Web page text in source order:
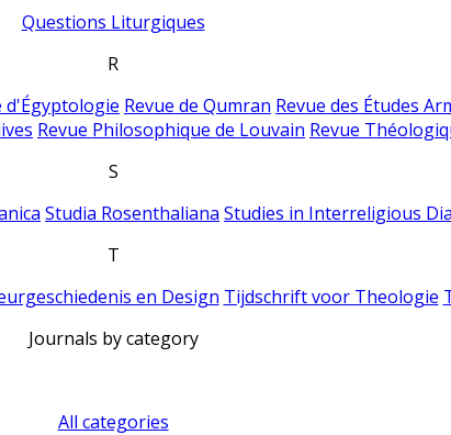
Questions Liturgiques
R
d'Égyptologie Revue de Qumran Revue des Études
Revue Philosophique de Louvain Revue
S
Studia Rosenthaliana Studies in Interreligious
T
en Design Tijdschrift voor Theologie
Journals by category
All categories